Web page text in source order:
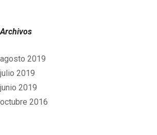
Archivos
agosto 2019
julio 2019
junio 2019
octubre 2016